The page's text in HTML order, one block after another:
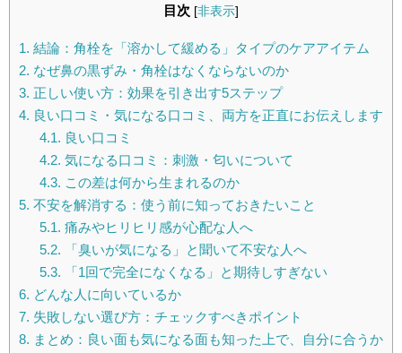
目次 [非表示]
1. 結論：角栓を「溶かして緩める」タイプのケアアイテム
2. なぜ鼻の黒ずみ・角栓はなくならないのか
3. 正しい使い方：効果を引き出す5ステップ
4. 良い口コミ・気になる口コミ、両方を正直にお伝えします
4.1. 良い口コミ
4.2. 気になる口コミ：刺激・匂いについて
4.3. この差は何から生まれるのか
5. 不安を解消する：使う前に知っておきたいこと
5.1. 痛みやヒリヒリ感が心配な人へ
5.2. 「臭いが気になる」と聞いて不安な人へ
5.3. 「1回で完全になくなる」と期待しすぎない
6. どんな人に向いているか
7. 失敗しない選び方：チェックすべきポイント
8. まとめ：良い面も気になる面も知った上で、自分に合うか